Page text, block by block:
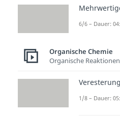
6/6 – Dauer:
Organische Chemie
Organische Reaktionen
Veresterung
1/8 – Dauer: